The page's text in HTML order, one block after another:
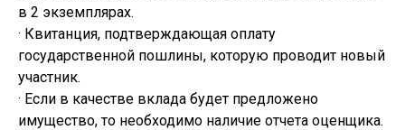
в 2 экземплярах.
· Квитанция, подтверждающая оплату
государственной пошлины, которую проводит новый
участник.
· Если в качестве вклада будет предложено
имущество, то необходимо наличие отчета оценщика.